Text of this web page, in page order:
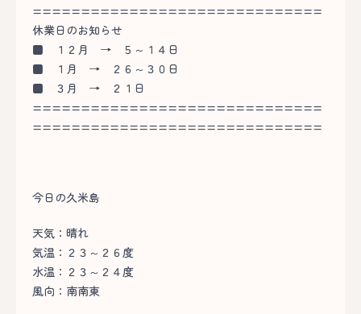
==============================
休業日のお知らせ
■ １２月 → ５～１４日
■ １月 → ２６～３０日
■ ３月 → ２１日
==============================
==============================
今日の久米島
天気：晴れ
気温：２３～２６度
水温：２３～２４度
風向：南南東